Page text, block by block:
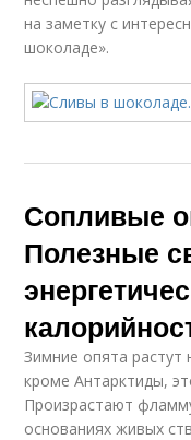
на заметку с
шоколаде».
Сопливые
Полезные
Зимние опята растут
кроме Антарктиды,
Произрастают
основаниях живых